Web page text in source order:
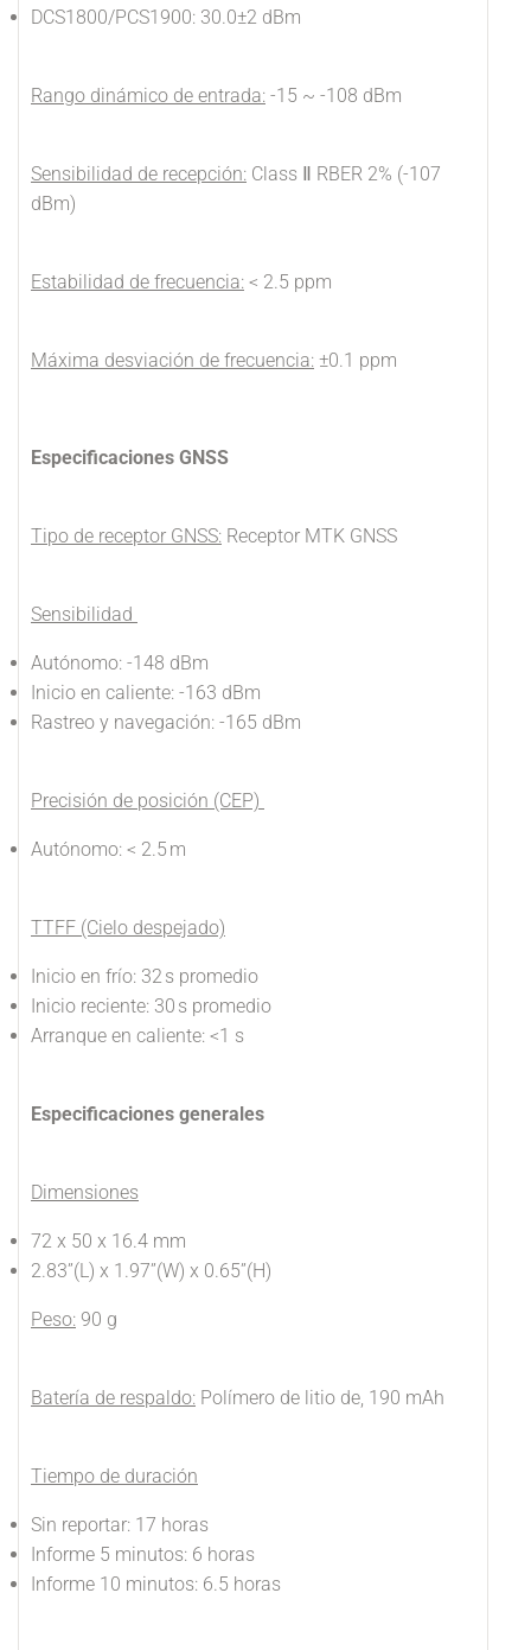
DCS1800/PCS1900: 30.0±2 dBm
Rango dinámico de entrada: -15 ~ -108 dBm
Sensibilidad de recepción: Class Ⅱ RBER 2% (-107
dBm)
Estabilidad de frecuencia: < 2.5 ppm
Máxima desviación de frecuencia: ±0.1 ppm
Especificaciones GNSS
Tipo de receptor GNSS: Receptor MTK GNSS
Sensibilidad
Autónomo: -148 dBm
Inicio en caliente: -163 dBm
Rastreo y navegación: -165 dBm
Precisión de posición (CEP)
Autónomo: < 2.5 m
TTFF (Cielo despejado)
Inicio en frío: 32 s promedio
Inicio reciente: 30 s promedio
Arranque en caliente: <1 s
Especificaciones generales
Dimensiones
72 x 50 x 16.4 mm
2.83”(L) x 1.97”(W) x 0.65”(H)
Peso: 90 g
Batería de respaldo: Polímero de litio de, 190 mAh
Tiempo de duración
Sin reportar: 17 horas
Informe 5 minutos: 6 horas
Informe 10 minutos: 6.5 horas